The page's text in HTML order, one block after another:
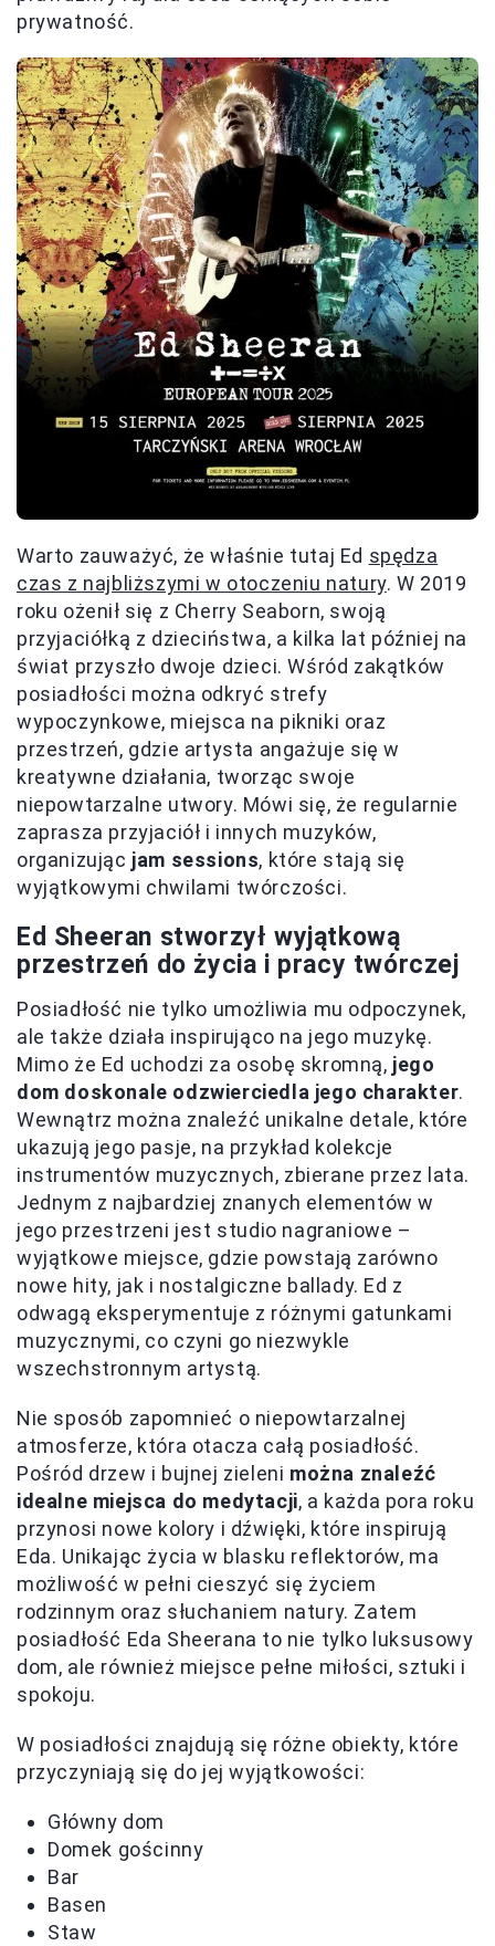
prywatność.
Warto zauważyć, że właśnie tutaj Ed spędza
czas z najbliższymi w otoczeniu natury. W 2019
roku ożenił się z Cherry Seaborn, swoją
przyjaciółką z dzieciństwa, a kilka lat później na
świat przyszło dwoje dzieci. Wśród zakątków
posiadłości można odkryć strefy
wypoczynkowe, miejsca na pikniki oraz
przestrzeń, gdzie artysta angażuje się w
kreatywne działania, tworząc swoje
niepowtarzalne utwory. Mówi się, że regularnie
zaprasza przyjaciół i innych muzyków,
organizując jam sessions, które stają się
wyjątkowymi chwilami twórczości.
Ed Sheeran stworzył wyjątkową
przestrzeń do życia i pracy twórczej
Posiadłość nie tylko umożliwia mu odpoczynek,
ale także działa inspirująco na jego muzykę.
Mimo że Ed uchodzi za osobę skromną, jego
dom doskonale odzwierciedla jego charakter.
Wewnątrz można znaleźć unikalne detale, które
ukazują jego pasje, na przykład kolekcje
instrumentów muzycznych, zbierane przez lata.
Jednym z najbardziej znanych elementów w
jego przestrzeni jest studio nagraniowe –
wyjątkowe miejsce, gdzie powstają zarówno
nowe hity, jak i nostalgiczne ballady. Ed z
odwagą eksperymentuje z różnymi gatunkami
muzycznymi, co czyni go niezwykle
wszechstronnym artystą.
Nie sposób zapomnieć o niepowtarzalnej
atmosferze, która otacza całą posiadłość.
Pośród drzew i bujnej zieleni można znaleźć
idealne miejsca do medytacji, a każda pora roku
przynosi nowe kolory i dźwięki, które inspirują
Eda. Unikając życia w blasku reflektorów, ma
możliwość w pełni cieszyć się życiem
rodzinnym oraz słuchaniem natury. Zatem
posiadłość Eda Sheerana to nie tylko luksusowy
dom, ale również miejsce pełne miłości, sztuki i
spokoju.
W posiadłości znajdują się różne obiekty, które
przyczyniają się do jej wyjątkowości:
Główny dom
Domek gościnny
Bar
Basen
Staw